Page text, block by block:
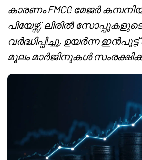
കാരണം FMCG മേജർ
പിയേഴ്സ്, ലിരിൽ
വർദ്ധിപ്പിച്ചു, ഉയർന്ന
മൂലം മാർജിനുകൾ